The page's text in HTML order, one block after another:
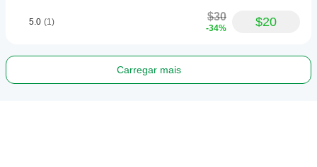
5.0 (1) $30
-34% $20
Carregar mais